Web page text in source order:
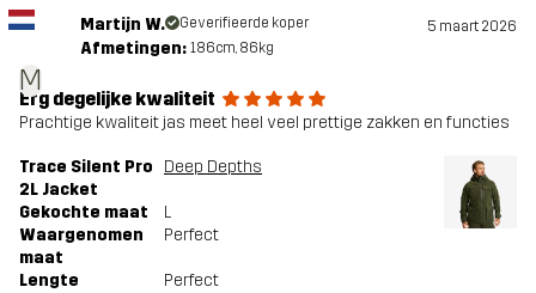
M
Martijn W. Geverifieerde koper 5 maart 2026
Afmetingen: 186cm, 86kg
Erg degelijke kwaliteit
Prachtige kwaliteit jas meet heel veel prettige zakken en functies
Trace Silent Pro
2L Jacket
Deep Depths
Gekochte maat
L
Waargenomen
maat
Perfect
Lengte Perfect